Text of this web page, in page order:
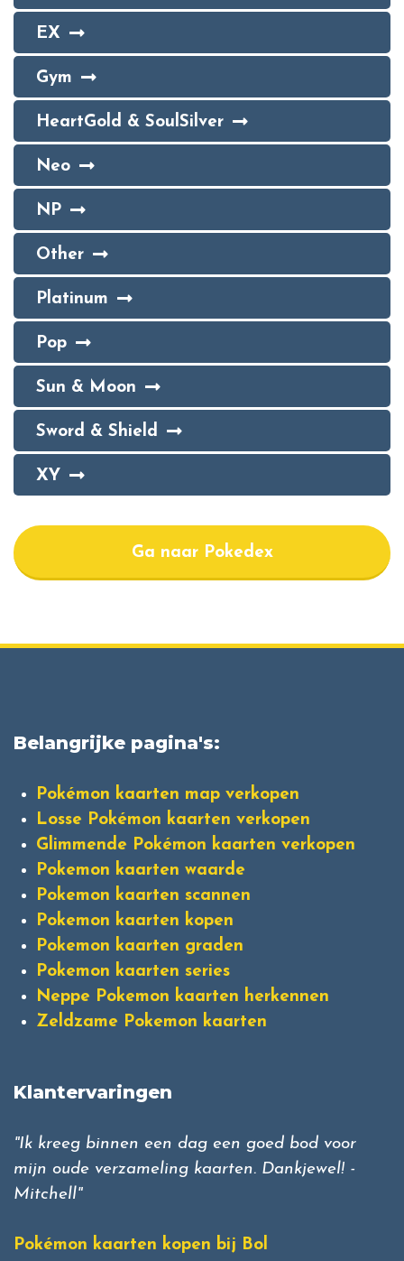
EX
Gym
HeartGold & SoulSilver
Neo
NP
Other
Platinum
Pop
Sun & Moon
Sword & Shield
XY
Ga naar Pokedex
Belangrijke pagina's:
Pokémon kaarten map verkopen
Losse Pokémon kaarten verkopen
Glimmende Pokémon kaarten verkopen
Pokemon kaarten waarde
Pokemon kaarten scannen
Pokemon kaarten kopen
Pokemon kaarten graden
Pokemon kaarten series
Neppe Pokemon kaarten herkennen
Zeldzame Pokemon kaarten
Klantervaringen
"Ik kreeg binnen een dag een goed bod voor
mijn oude verzameling kaarten. Dankjewel! -
Mitchell"
Pokémon kaarten kopen bij Bol